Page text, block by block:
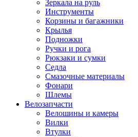
Зеркала на руль
Инструменты
Корзины и багажники
Крылья
Подножки
Ручки и рога
Рюкзаки и сумки
Седла
Смазочные материалы
Фонари
Шлемы
Велозапчасти
Велошины и камеры
Вилки
Втулки